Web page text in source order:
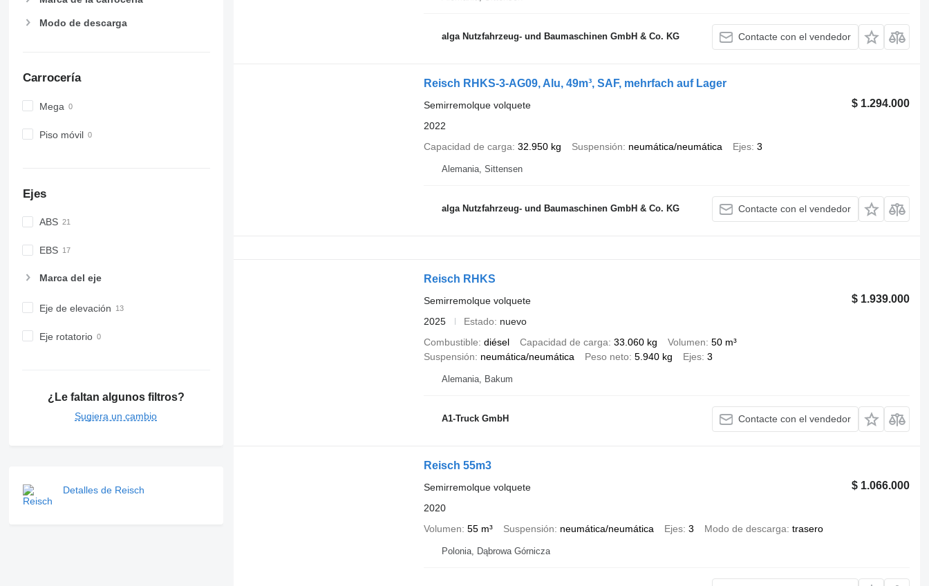
Modo de descarga
Carrocería
Mega
Piso móvil
Ejes
ABS
EBS
Marca del eje
Eje de elevación
Eje rotatorio
¿Le faltan algunos filtros?
Sugiera un cambio
Detalles de Reisch
alga Nutzfahrzeug- und Baumaschinen GmbH & Co. KG Contacte con el vendedor
Reisch RHKS-3-AG09, Alu, 49m³, SAF, mehrfach auf Lager
$ 1.294.000
Semirremolque volquete
2022
Capacidad de carga 32.950 kg Suspensión neumática/neumática Ejes 3
Alemania, Sittensen
alga Nutzfahrzeug- und Baumaschinen GmbH & Co. KG Contacte con el vendedor
Reisch RHKS
$ 1.939.000
Semirremolque volquete
2025
Estado
nuevo
Combustible diésel Capacidad de carga 33.060 kg Volumen 50 m³
Suspensión
neumática/neumática Peso neto 5.940 kg Ejes 3
Alemania, Bakum
A1-Truck GmbH Contacte con el vendedor
Reisch 55m3
$ 1.066.000
Semirremolque volquete
2020
Volumen 55 m³ Suspensión neumática/neumática Ejes 3 Modo de descarga trasero
Polonia, Dąbrowa Górnicza